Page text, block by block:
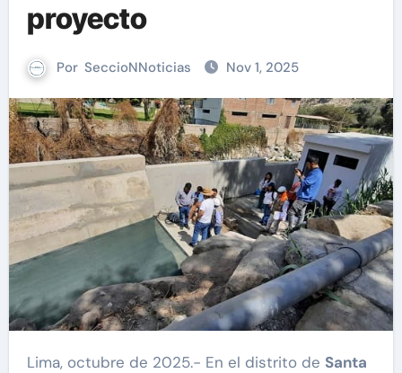
proyecto
Por SeccioNNoticias Nov 1, 2025
Lima, octubre de 2025.- En el distrito de Santa